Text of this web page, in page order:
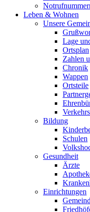
Leben & Wohnen
Unsere
Lage
Ortsplan
Zahlen
Chronik
Wappen
Ortsteile
Bildung
Schulen
Gesundheit
Ärzte
Einrichtungen